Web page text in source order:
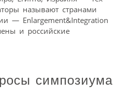
называют странами
— Enlargement&Integration
и российские
симпозиума